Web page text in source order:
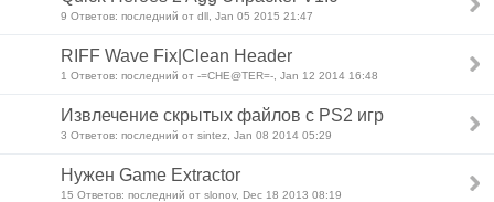
9 Ответов: последний от dll, Jan 05 2015 21:47
RIFF Wave Fix|Clean Header
1 Ответов: последний от -=CHE@TER=-, Jan 12 2014 16:48
Извлечение скрытых файлов с PS2 игр
3 Ответов: последний от sintez, Jan 08 2014 05:29
Нужен Game Extractor
15 Ответов: последний от slonov, Dec 18 2013 08:19